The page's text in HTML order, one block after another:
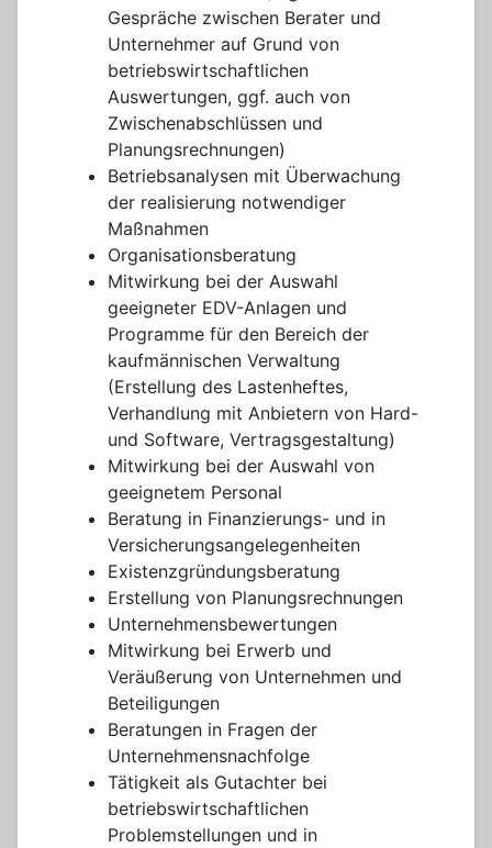
Gespräche zwischen Berater und
Unternehmer auf Grund von
betriebswirtschaftlichen
Auswertungen, ggf. auch von
Zwischenabschlüssen und
Planungsrechnungen)
Betriebsanalysen mit Überwachung
der realisierung notwendiger
Maßnahmen
Organisationsberatung
Mitwirkung bei der Auswahl
geeigneter EDV-Anlagen und
Programme für den Bereich der
kaufmännischen Verwaltung
(Erstellung des Lastenheftes,
Verhandlung mit Anbietern von Hard-
und Software, Vertragsgestaltung)
Mitwirkung bei der Auswahl von
geeignetem Personal
Beratung in Finanzierungs- und in
Versicherungsangelegenheiten
Existenzgründungsberatung
Erstellung von Planungsrechnungen
Unternehmensbewertungen
Mitwirkung bei Erwerb und
Veräußerung von Unternehmen und
Beteiligungen
Beratungen in Fragen der
Unternehmensnachfolge
Tätigkeit als Gutachter bei
betriebswirtschaftlichen
Problemstellungen und in